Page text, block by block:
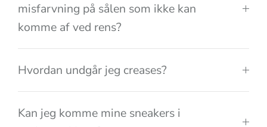
misfarvning på sålen som ikke kan
komme af ved rens?
Hvordan undgår jeg creases?
Kan jeg komme mine sneakers i